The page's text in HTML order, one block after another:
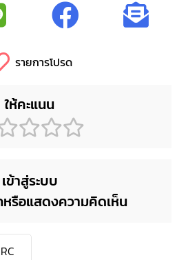
รายการโปรด
ให้คะแนน
เข้าสู่ระบบ
รือแสดงความคิดเห็น